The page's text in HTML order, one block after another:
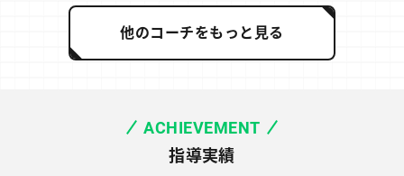
他のコーチをもっと見る
ACHIEVEMENT
指導実績